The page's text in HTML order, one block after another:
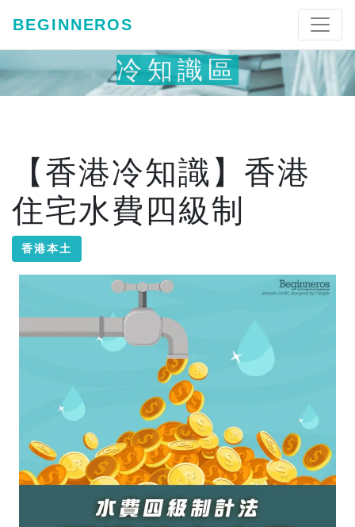
BEGINNEROS
冷知識區
【香港冷知識】香港
住宅水費四級制
香港本土